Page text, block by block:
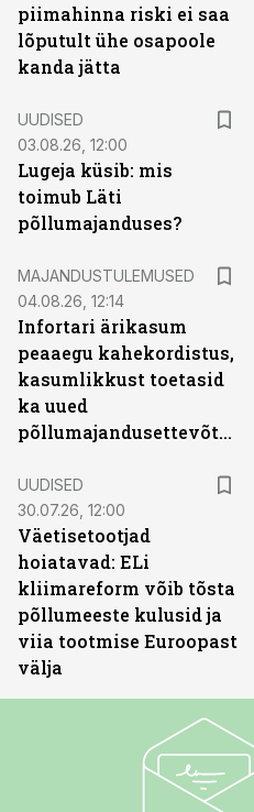
piimahinna riski ei saa
lõputult ühe osapoole
kanda jätta
UUDISED
03.08.26, 12:00
Lugeja küsib: mis
toimub Läti
põllumajanduses?
MAJANDUSTULEMUSED
04.08.26, 12:14
Infortari ärikasum
peaaegu kahekordistus,
kasumlikkust toetasid
ka uued
põllumajandusettevõtted
UUDISED
30.07.26, 12:00
Väetisetootjad
hoiatavad: ELi
kliimareform võib tõsta
põllumeeste kulusid ja
viia tootmise Euroopast
välja